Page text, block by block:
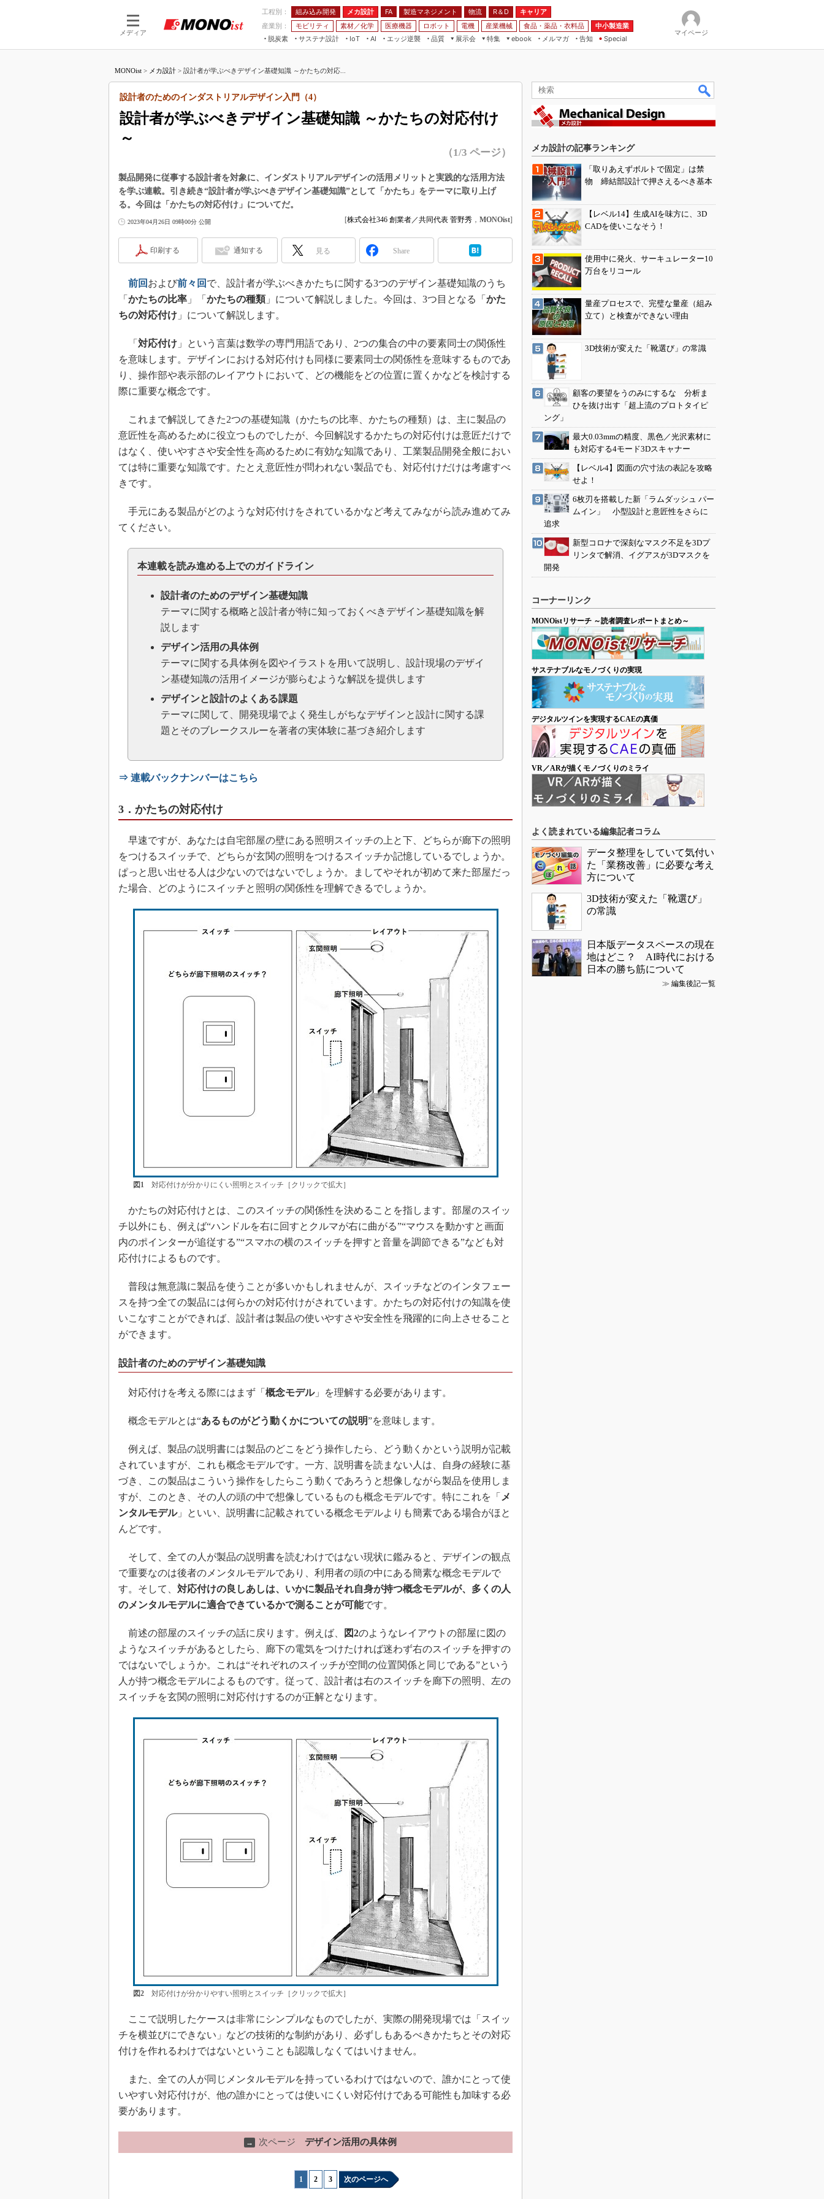
メディア
工程別： 組み込み開発 メカ設計 FA 製造マネジメント 物流 R＆D
キャリア
産業別：
モビリティ 素材／化学 医療機器 ロボット 電機 産業機械 食品・薬品・衣料品
中小製造業
脱炭素
サステナ設計
IoT
つながる工場
つながるサービス
AI
AI×設備保全
Physical AI
エッジ逆襲 品質
展示会
JIMTOF
IIFES
TECHNO-FRONTIER
人テク展
日本ものづくりワールド
産業オープンネット展
特集
フィールドサービス
組み込みモデリング
車載ソフト開発
3Dプリンタ
デジタルツインとCAE
イノベーション
製造業ビッグデータ
知財マネジメント
海外生産
グローバル設計・開発
新型コロナへの対応
ebook
モビリティ
メルマガ
告知 Special
マイページ
MONOist > メカ設計 > 設計者が学ぶべきデザイン基礎知識 ～かたちの対応...
設計者が学ぶべきデザイン基礎知識 ～かたちの対応付け
～
設計者のためのインダストリアルデザイン入門（4）
（1/3 ページ）
製品開発に従事する設計者を対象に、インダストリアルデザインの活用メリットと実践的な活用方法
を学ぶ連載。引き続き“設計者が学ぶべきデザイン基礎知識”として「かたち」をテーマに取り上げ
る。今回は「かたちの対応付け」についてだ。
2023年04月26日 09時00分 公開 [株式会社346 創業者／共同代表 菅野秀 ， MONOist]
印刷する 通知する 見る Share
前回 および前々回 で、設計者が学ぶべきかたちに関する3つのデザイン基礎知識のうち
「 かたちの比率 」「 かたちの種類」について解説しました。今回は、3つ目となる「 かた
ちの対応付け 」について解説します。
「 対応付け 」という言葉は数学の専門用語であり、2つの集合の中の要素同士の関係性
を意味します。デザインにおける対応付けも同様に要素同士の関係性を意味するものであ
り、操作部や表示部のレイアウトにおいて、どの機能をどの位置に置くかなどを検討する
際に重要な概念です。
これまで解説してきた2つの基礎知識（かたちの比率、かたちの種類）は、主に製品の
意匠性を高めるために役立つものでしたが、今回解説するかたちの対応付けは意匠だけで
はなく、使いやすさや安全性を高めるために有効な知識であり、工業製品開発全般におい
ては特に重要な知識です。たとえ意匠性が問われない製品でも、対応付けだけは考慮すべ
きです。
手元にある製品がどのような対応付けをされているかなど考えてみながら読み進めてみ
てください。
本連載を読み進める上でのガイドライン
設計者のためのデザイン基礎知識
テーマに関する概略と設計者が特に知っておくべきデザイン基礎知識を解
説します
デザイン活用の具体例
テーマに関する具体例を図やイラストを用いて説明し、設計現場のデザイ
ン基礎知識の活用イメージが膨らむような解説を提供します
デザインと設計のよくある課題
テーマに関して、開発現場でよく発生しがちなデザインと設計に関する課
題とそのブレークスルーを著者の実体験に基づき紹介します
⇒ 連載バックナンバーはこちら
3．かたちの対応付け
早速ですが、あなたは自宅部屋の壁にある照明スイッチの上と下、どちらが廊下の照明
をつけるスイッチで、どちらが玄関の照明をつけるスイッチか記憶しているでしょうか。
ぱっと思い出せる人は少ないのではないでしょうか。ましてやそれが初めて来た部屋だっ
た場合、どのようにスイッチと照明の関係性を理解できるでしょうか。
図1対応付けが分かりにくい照明とスイッチ［クリックで拡大］
かたちの対応付けとは、このスイッチの関係性を決めることを指します。部屋のスイッ
チ以外にも、例えば“ハンドルを右に回すとクルマが右に曲がる”“マウスを動かすと画面
内のポインターが追従する”“スマホの横のスイッチを押すと音量を調節できる”なども対
応付けによるものです。
普段は無意識に製品を使うことが多いかもしれませんが、スイッチなどのインタフェー
スを持つ全ての製品には何らかの対応付けがされています。かたちの対応付けの知識を使
いこなすことができれば、設計者は製品の使いやすさや安全性を飛躍的に向上させること
ができます。
設計者のためのデザイン基礎知識
対応付けを考える際にはまず「 概念モデル」を理解する必要があります。
概念モデルとは“あるものがどう動くかについての説明”を意味します。
例えば、製品の説明書には製品のどこをどう操作したら、どう動くかという説明が記載
されていますが、これも概念モデルです。一方、説明書を読まない人は、自身の経験に基
づき、この製品はこういう操作をしたらこう動くであろうと想像しながら製品を使用しま
すが、このとき、その人の頭の中で想像しているものも概念モデルです。特にこれを「 メ
ンタルモデル」といい、説明書に記載されている概念モデルよりも簡素である場合がほと
んどです。
そして、全ての人が製品の説明書を読むわけではない現状に鑑みると、デザインの観点
で重要なのは後者のメンタルモデルであり、利用者の頭の中にある簡素な概念モデルで
す。そして、 対応付けの良しあしは、いかに製品それ自身が持つ概念モデルが、多くの人
のメンタルモデルに適合できているかで測ることが可能です。
前述の部屋のスイッチの話に戻ります。例えば、 図2のようなレイアウトの部屋に図の
ようなスイッチがあるとしたら、廊下の電気をつけたければ迷わず右のスイッチを押すの
ではないでしょうか。これは“それぞれのスイッチが空間の位置関係と同じである”という
人が持つ概念モデルによるものです。従って、設計者は右のスイッチを廊下の照明、左の
スイッチを玄関の照明に対応付けするのが正解となります。
図2対応付けが分かりやすい照明とスイッチ［クリックで拡大］
ここで説明したケースは非常にシンプルなものでしたが、実際の開発現場では「スイッ
チを横並びにできない」などの技術的な制約があり、必ずしもあるべきかたちとその対応
付けを作れるわけではないということも認識しなくてはいけません。
また、全ての人が同じメンタルモデルを持っているわけではないので、誰かにとって使
いやすい対応付けが、他の誰かにとっては使いにくい対応付けである可能性も加味する必
要があります。
→ 次ページ デザイン活用の具体例
1 2 3 次のページへ
メカ設計の記事ランキング
「取りあえずボルトで固定」は禁
物 締結部設計で押さえるべき基本
【レベル14】生成AIを味方に、3D
CADを使いこなそう！
使用中に発火、サーキュレーター10
万台をリコール
量産プロセスで、完璧な量産（組み
立て）と検査ができない理由
3D技術が変えた「靴選び」の常識
顧客の要望をうのみにするな 分析ま
ひを抜け出す「超上流のプロトタイピ
ング」
最大0.03mmの精度、黒色／光沢素材に
も対応する4モード3Dスキャナー
【レベル4】図面の穴寸法の表記を攻略
せよ！
6枚刃を搭載した新「ラムダッシュ パー
ムイン」 小型設計と意匠性をさらに
追求
新型コロナで深刻なマスク不足を3Dプ
リンタで解消、イグアスが3Dマスクを
開発
コーナーリンク
MONOistリサーチ ～読者調査レポートまとめ～
サステナブルなモノづくりの実現
デジタルツインを実現するCAEの真価
VR／ARが描くモノづくりのミライ
よく読まれている編集記者コラム
データ整理をしていて気付い
た「業務改善」に必要な考え
方について
3D技術が変えた「靴選び」
の常識
日本版データスペースの現在
地はどこ？ AI時代における
日本の勝ち筋について
≫ 編集後記一覧